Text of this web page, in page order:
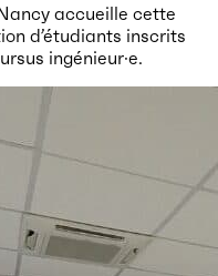
accueille cette
d’étudiants inscrits
ingénieur·e.